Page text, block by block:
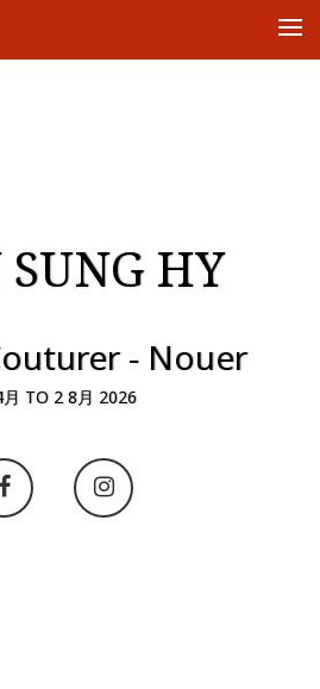
HY
- Nouer
月 TO 2 8月 2026
Aller
Aller